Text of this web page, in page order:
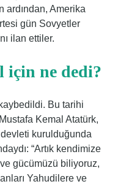
ardından, Amerika
gün Sovyetler
ilan ettiler.
ne dedi?
Bu tarihi
Kemal Atatürk,
kurulduğunda
“Artık kendimize
gücümüzü biliyoruz,
Yahudilere ve